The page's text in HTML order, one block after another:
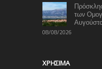
των
08/08/2026
ΧΡΉΣΙΜΑ